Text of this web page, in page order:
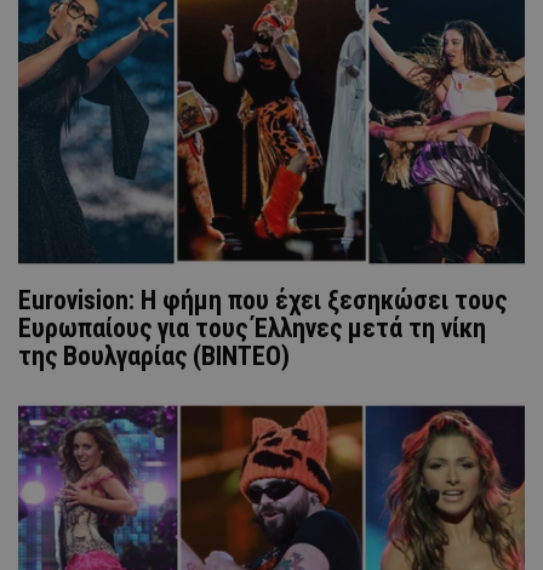
Eurovision: Η φήμη που έχει ξεσηκώσει τους
Ευρωπαίους για τους Έλληνες μετά τη νίκη
της Βουλγαρίας (ΒΙΝΤΕΟ)